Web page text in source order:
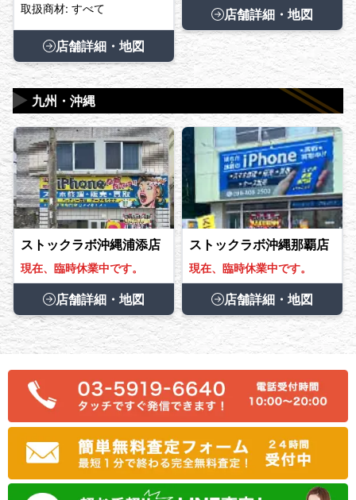
取扱商材: すべて
店舗詳細・地図
店舗詳細・地図
九州・沖縄
▶
ストックラボ沖縄浦添店
現在、臨時休業中です。
店舗詳細・地図
ストックラボ沖縄那覇店
現在、臨時休業中です。
店舗詳細・地図